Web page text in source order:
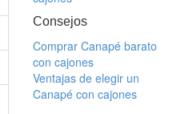
Consejos
Comprar Canapé barato
con cajones
Ventajas de elegir un
Canapé con cajones